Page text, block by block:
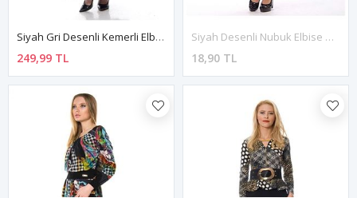
Siyah Gri Desenli Kemerli Elbise F1-113460
249,99 TL
Siyah Desenli Nubuk Elbise G9-110430
18,90 TL